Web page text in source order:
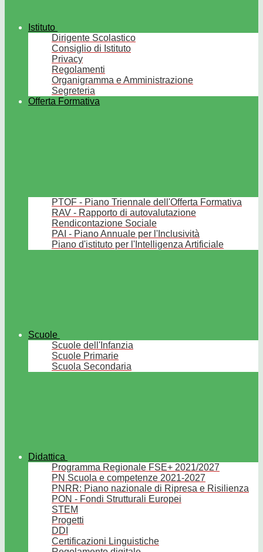
Istituto
Dirigente Scolastico
Consiglio di Istituto
Privacy
Regolamenti
Organigramma e Amministrazione
Segreteria
Offerta Formativa
PTOF - Piano Triennale dell'Offerta Formativa
RAV - Rapporto di autovalutazione
Rendicontazione Sociale
PAI - Piano Annuale per l'Inclusività
Piano d'istituto per l'Intelligenza Artificiale
Scuole
Scuole dell'Infanzia
Scuole Primarie
Scuola Secondaria
Didattica
Programma Regionale FSE+ 2021/2027
PN Scuola e competenze 2021-2027
PNRR: Piano nazionale di Ripresa e Risilienza
PON - Fondi Strutturali Europei
STEM
Progetti
DDI
Certificazioni Linguistiche